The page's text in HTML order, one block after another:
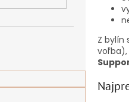
Z bylín
voľba),